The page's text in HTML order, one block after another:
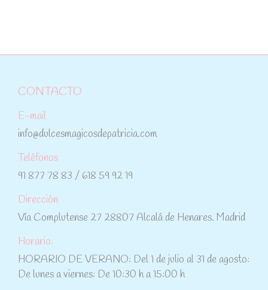
CONTACTO
E-mail
info@dulcesmagicosdepatricia.com
Teléfonos
91 877 78 83 / 618 59 92 19
Dirección
Vía Complutense 27 28807 Alcalá de Henares. Madrid
Horario:
HORARIO DE VERANO: Del 1 de julio al 31 de agosto:
De lunes a viernes: De 10:30 h a 15:00 h